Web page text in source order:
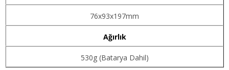
76x93x197mm
Ağırlık
530g (Batarya Dahil)